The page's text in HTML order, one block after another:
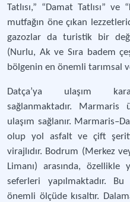
Tatlısı,” “Damat Tatlısı” ve
mutfağın öne çıkan
gazozlar da turistik bir
(Nurlu, Ak ve Sıra badem
bölgenin en önemli tarımsal
Datça’ya ulaşım
sağlanmaktadır.
ulaşım sağlanır.
olup yol asfalt ve çift
virajlıdır. Bodrum (Merkez
Limanı) arasında,
seferleri yapılmaktadır.
önemli ölçüde kısaltır.